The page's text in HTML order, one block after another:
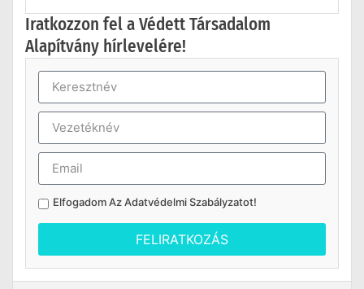
Iratkozzon fel a Védett Társadalom
Alapítvány hírlevelére!
Elfogadom AzAdatvédelmi Szabályzatot!
FELIRATKOZÁS